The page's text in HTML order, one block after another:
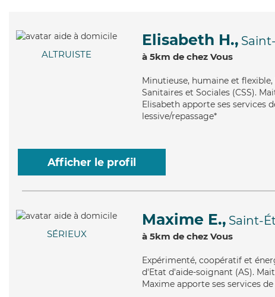
ALTRUISTE
Elisabeth H.,
à 5km de chez Vous
Minutieuse, humaine et flexible,
Sanitaires et Sociales (CSS).
Elisabeth apporte ses services
lessive/repassage*
Afficher le profil
SÉRIEUX
Maxime E., Saint-
à 5km de chez Vous
Expérimenté, coopératif et
d'Etat d'aide-soignant (AS).
Maxime apporte ses services